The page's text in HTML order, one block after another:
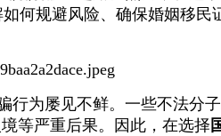
何规避风险、确保婚姻移
行为屡见不鲜。一些不法分
等严重后果。因此，在选择